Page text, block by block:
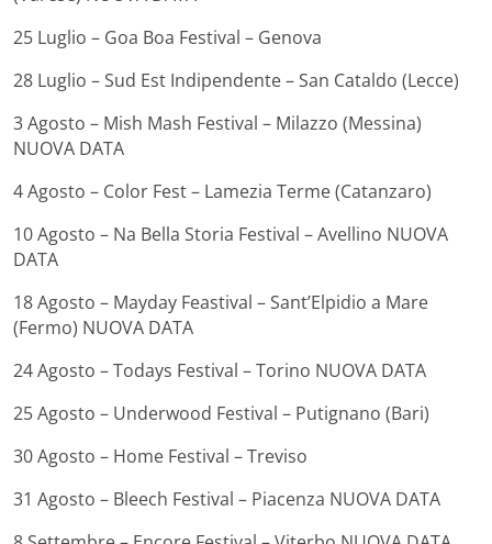
25 Luglio – Goa Boa Festival – Genova
28 Luglio – Sud Est Indipendente – San Cataldo (Lecce)
3 Agosto – Mish Mash Festival – Milazzo (Messina)
NUOVA DATA
4 Agosto – Color Fest – Lamezia Terme (Catanzaro)
10 Agosto – Na Bella Storia Festival – Avellino NUOVA
DATA
18 Agosto – Mayday Feastival – Sant’Elpidio a Mare
(Fermo) NUOVA DATA
24 Agosto – Todays Festival – Torino NUOVA DATA
25 Agosto – Underwood Festival – Putignano (Bari)
30 Agosto – Home Festival – Treviso
31 Agosto – Bleech Festival – Piacenza NUOVA DATA